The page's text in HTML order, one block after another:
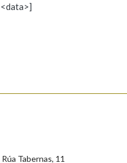
Propoño mellorar a definición
Rúa Tabernas, 11